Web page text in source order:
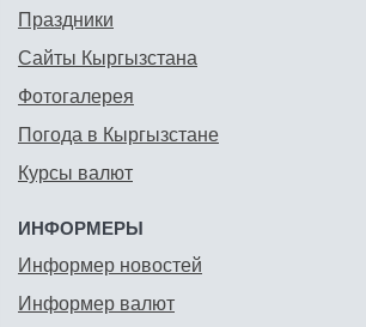
Праздники
Сайты Кыргызстана
Фотогалерея
Погода в Кыргызстане
Курсы валют
ИНФОРМЕРЫ
Информер новостей
Информер валют